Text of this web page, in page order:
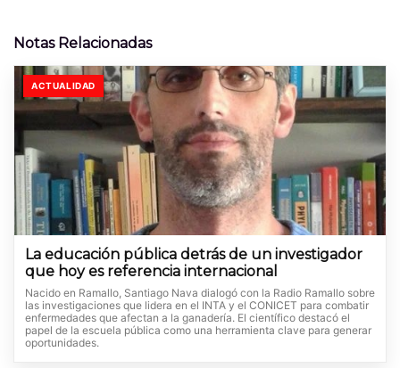
Notas Relacionadas
ACTUALIDAD
La educación pública detrás de un investigador
que hoy es referencia internacional
Nacido en Ramallo, Santiago Nava dialogó con la Radio Ramallo sobre
las investigaciones que lidera en el INTA y el CONICET para combatir
enfermedades que afectan a la ganadería. El científico destacó el
papel de la escuela pública como una herramienta clave para generar
oportunidades.